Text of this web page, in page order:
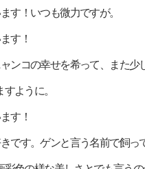
す！いつも微力ですが。
す！
ンコの幸せを希って、また
ように。
す！
です。ゲンと言う名前で飼